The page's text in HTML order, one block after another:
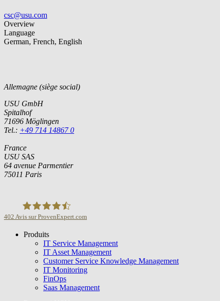
csc@usu.com
Overview
Language
German, French, English
Allemagne (siège social)
USU GmbH
Spitalhof
71696 Möglingen
Tel.: +49 714 14867 0
France
USU SAS
64 avenue Parmentier
75011 Paris
USU GmbH
402 Avis sur ProvenExpert.com
Produits
IT Service Management
IT Asset Management
Customer Service Knowledge Management
IT Monitoring
FinOps
Saas Management